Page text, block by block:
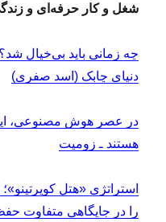
شغل و کار حرفه‌ای و
چه زمانی باید بی‌خیال
دنیای چابک (اسد صفری)
در عصر هوش مصنوعی،
هستند ـ زومیت
استراتژی «هتل
را در جایگاهی متفاوت